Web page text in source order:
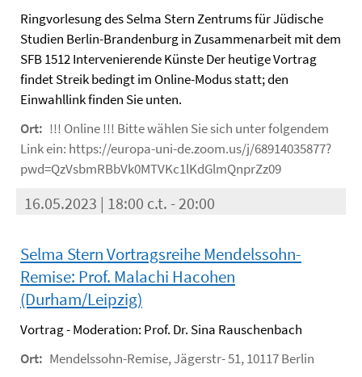
Ringvorlesung des Selma Stern Zentrums für Jüdische
Studien Berlin-Brandenburg in Zusammenarbeit mit dem
SFB 1512 Intervenierende Künste Der heutige Vortrag
findet Streik bedingt im Online-Modus statt; den
Einwahllink finden Sie unten.
Ort: !!! Online !!! Bitte wählen Sie sich unter folgendem
Link ein: https://europa-uni-de.zoom.us/j/68914035877?
pwd=QzVsbmRBbVk0MTVKc1lKdGlmQnprZz09
16.05.2023 | 18:00 c.t. - 20:00
Selma Stern Vortragsreihe Mendelssohn-
Remise: Prof. Malachi Hacohen
(Durham/Leipzig)
Vortrag - Moderation: Prof. Dr. Sina Rauschenbach
Ort: Mendelssohn-Remise, Jägerstr- 51, 10117 Berlin